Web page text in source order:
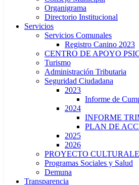
Organigrama
Directorio Institucional
Servicios
Servicios Comunales
Registro Canino 2023
CENTRO DE APOYO
Turismo
Administración Tributaria
Seguridad Ciudadana
2023
Informe de
2024
INFORME
PLAN DE
2025
2026
PROYECTO
Programas Sociales y Salud
Demuna
Transparencia